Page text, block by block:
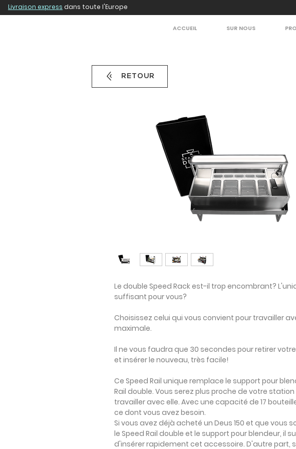
Livraison express dans toute l'Europe
ACCUEIL SUR NOUS
RETOUR
Le double Speed Rack est-il trop encombrant?
suffisant pour vous?
Choisissez celui qui vous convient pour travailler
maximale.
Il ne vous faudra que 30 secondes pour retirer
et insérer le nouveau, très facile!
Ce Speed Rail unique remplace le support pour
Rail double. Vous serez plus proche de votre
travailler avec elle. Avec une capacité de 17
ce dont vous avez besoin.
Si vous avez déjà acheté un Deus 150 et que vous
le Speed Rail double et le support pour blendeur, il
d'insérer rapidement cet accessoire. D'autre part,